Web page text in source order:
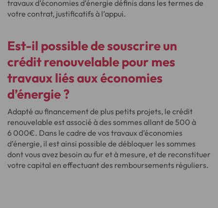
travaux d’économies d’énergie définis dans les termes de
votre contrat, justificatifs à l’appui.
Est-il possible desouscrire un
crédit renouvelablepour mes
travaux liés aux économies
d’énergie ?
Adapté au financement de plus petits projets, le crédit
renouvelable est associé à des sommes allant de 500 à
6 000€. Dans le cadre de vos travaux d’économies
d’énergie, il est ainsi possible de débloquer les sommes
dont vous avez besoin au fur et à mesure, et de reconstituer
votre capital en effectuant des remboursements réguliers.